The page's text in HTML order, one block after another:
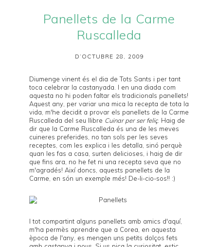
Panellets de la Carme
Ruscalleda
D’OCTUBRE 28, 2009
Diumenge vinent és el dia de Tots Sants i per tant
toca celebrar la castanyada. I en una diada com
aquesta no hi poden faltar els tradicionals panellets!
Aquest any, per variar una mica la recepta de tota la
vida, m'he decidit a provar els panellets de la Carme
Ruscalleda del seu llibre Cuinar per ser feliç. Haig de
dir que la Carme Ruscalleda és una de les meves
cuineres preferides, no tan sols per les seves
receptes, com les explica i les detalla, sinó perquè
quan les fas a casa, surten delicioses, i haig de dir
que fins ara, no he fet ni una recepta seva que no
m'agradés! Així doncs, aquests panellets de la
Carme, en són un exemple més! De-li-cio-sos!! :)
I tot compartint alguns panellets amb amics d'aquí,
m'ha permès aprendre que a Corea, en aquesta
època de l'any, es mengen uns petits dolços fets